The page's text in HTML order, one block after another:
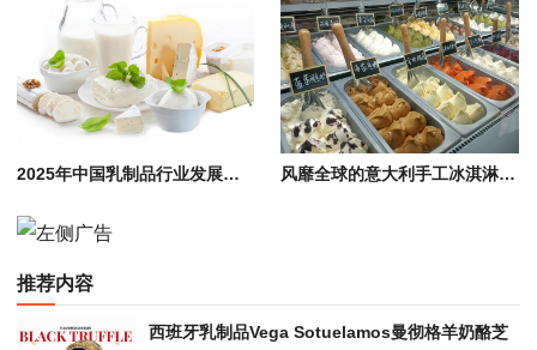
2025年中国乳制品行业发展现状与趋势市场分析 风靡全球的意大利手工冰淇淋 Gelato 知名品牌全解析
推荐内容
西班牙乳制品Vega Sotuelamos曼彻格羊奶酪芝